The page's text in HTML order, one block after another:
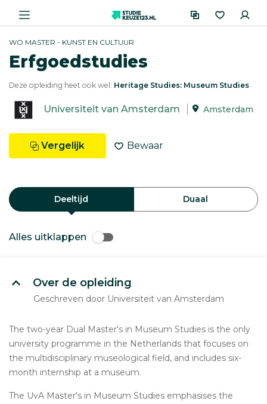
WO MASTER - KUNST EN CULTUUR
Erfgoedstudies
Deze opleiding heet ook wel: Heritage Studies: Museum Studies
Universiteit van Amsterdam Amsterdam
Vergelijk Bewaar
Deeltijd Duaal
Alles uitklappen
Over de opleiding
Geschreven door Universiteit van Amsterdam
The two-year Dual Master's in Museum Studies is the only
university programme in the Netherlands that focuses on
the multidisciplinary museological field, and includes six-
month internship at a museum.
The UvA Master's in Museum Studies emphasises the